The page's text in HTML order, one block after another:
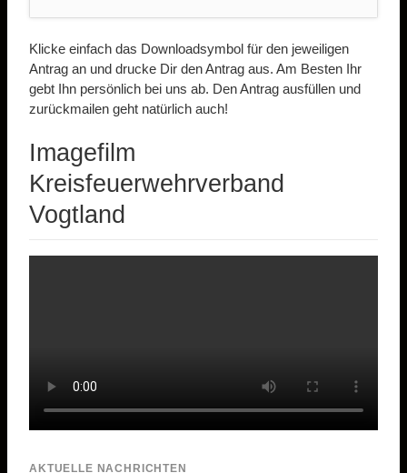
Klicke einfach das Downloadsymbol für den jeweiligen
Antrag an und drucke Dir den Antrag aus. Am Besten Ihr
gebt Ihn persönlich bei uns ab. Den Antrag ausfüllen und
zurückmailen geht natürlich auch!
Imagefilm
Kreisfeuerwehrverband
Vogtland
AKTUELLE NACHRICHTEN